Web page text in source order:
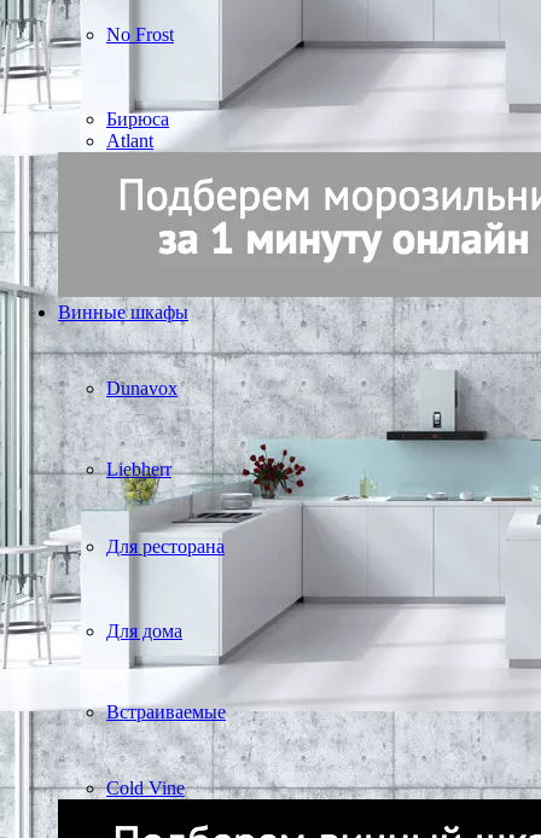
No Frost
Бирюса
Atlant
Винные шкафы
Dunavox
Liebherr
Для ресторана
Для дома
Встраиваемые
Cold Vine